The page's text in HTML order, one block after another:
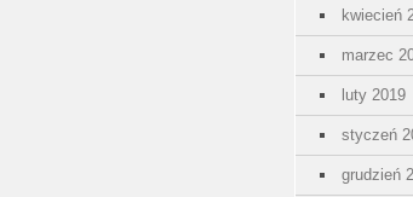
kwiecień
marzec
luty 2019
styczeń
grudzień